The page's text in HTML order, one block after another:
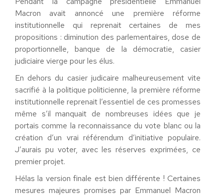
Macron avait annoncé une première réforme
institutionnelle qui reprenait certaines de mes
propositions : diminution des parlementaires, dose de
proportionnelle, banque de la démocratie, casier
judiciaire vierge pour les élus.
En dehors du casier judicaire malheureusement vite
sacrifié à la politique politicienne, la première réforme
institutionnelle reprenait l’essentiel de ces promesses
même s’il manquait de nombreuses idées que je
portais comme la reconnaissance du vote blanc ou la
création d’un vrai référendum d’initiative populaire.
J’aurais pu voter, avec les réserves exprimées, ce
premier projet.
Hélas la version finale est bien différente ! Certaines
mesures majeures promises par Emmanuel Macron